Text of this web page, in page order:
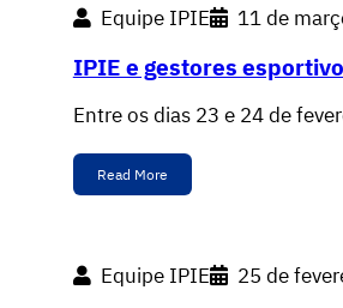
Equipe IPIE 11 de
IPIE e gestores
Entre os dias 23 e 24 de
Read More
Equipe IPIE 25 de